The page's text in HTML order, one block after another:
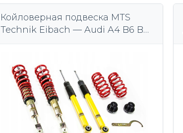
Койловерная подвеска MTS
Technik Eibach — Audi A4 B6 B7